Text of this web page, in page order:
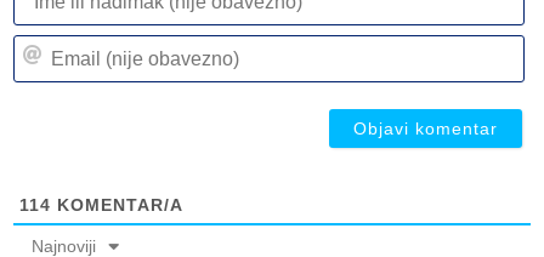
114 KOMENTAR/A
Najnoviji